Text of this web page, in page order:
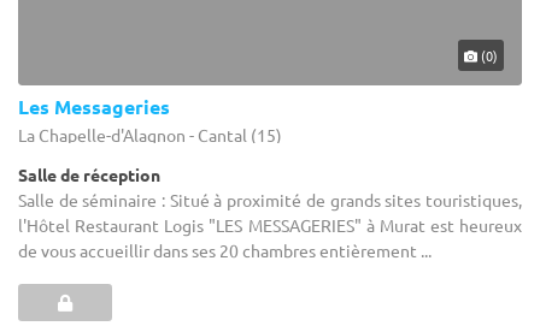
(0)
Les Messageries
La Chapelle-d'Alagnon - Cantal (15)
Salle de réception
Salle de séminaire : Situé à proximité de grands sites touristiques,
l'Hôtel Restaurant Logis "LES MESSAGERIES" à Murat est heureux
de vous accueillir dans ses 20 chambres entièrement ...